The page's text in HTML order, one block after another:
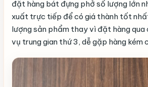
đặt hàng bát đựng phở số lượng lớn
xuất trực tiếp để có giá thành tốt
lượng sản phẩm thay vì đặt hàng
vụ trung gian thứ 3, dễ gặp hàng kém